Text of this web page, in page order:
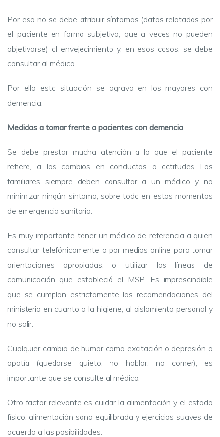
Por eso no se debe atribuir síntomas (datos relatados por
el paciente en forma subjetiva, que a veces no pueden
objetivarse) al envejecimiento y, en esos casos, se debe
consultar al médico.
Por ello esta situación se agrava en los mayores con
demencia.
Medidas a tomar frente a pacientes con demencia
Se debe prestar mucha atención a lo que el paciente
refiere, a los cambios en conductas o actitudes Los
familiares siempre deben consultar a un médico y no
minimizar ningún síntoma, sobre todo en estos momentos
de emergencia sanitaria.
Es muy importante tener un médico de referencia a quien
consultar telefónicamente o por medios online para tomar
orientaciones apropiadas, o utilizar las líneas de
comunicación que estableció el MSP. Es imprescindible
que se cumplan estrictamente las recomendaciones del
ministerio en cuanto a la higiene, al aislamiento personal y
no salir.
Cualquier cambio de humor como excitación o depresión o
apatía (quedarse quieto, no hablar, no comer), es
importante que se consulte al médico.
Otro factor relevante es cuidar la alimentación y el estado
físico: alimentación sana equilibrada y ejercicios suaves de
acuerdo a las posibilidades.